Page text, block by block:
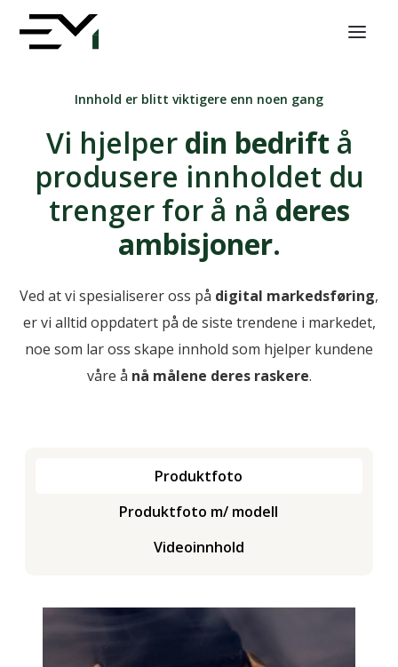
Innhold er blitt viktigere enn noen gang
Vi hjelper din bedrift å
produsere innholdet du
trenger for å nå deres
ambisjoner.
Ved at vi spesialiserer oss på digital markedsføring,
er vi alltid oppdatert på de siste trendene i markedet,
noe som lar oss skape innhold som hjelper kundene
våre å nå målene deres raskere.
Produktfoto
Produktfoto m/ modell
Videoinnhold